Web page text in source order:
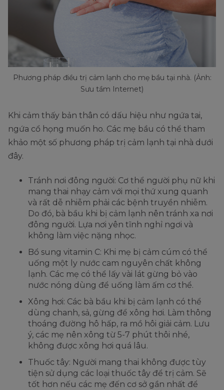
Phương pháp điều trị cảm lạnh cho mẹ bầu tại nhà. (Ảnh:
Sưu tầm Internet)
Khi cảm thấy bản thân có dấu hiệu như ngứa tai,
ngứa cổ họng muốn ho. Các mẹ bầu có thể tham
khảo một số phương pháp trị cảm lạnh tại nhà dưới
đây.
Tránh nơi đông người: Cơ thể người phụ nữ khi
mang thai nhạy cảm với mọi thứ xung quanh
và rất dễ nhiễm phải các bệnh truyền nhiễm.
Do đó, bà bầu khi bị cảm lạnh nên tránh xa nơi
đông người. Lựa nơi yên tĩnh nghỉ ngơi và
không làm việc nặng nhọc.
Bổ sung vitamin C: Khi mẹ bị cảm cúm có thể
uống một ly nước cam nguyên chất không
lạnh. Các mẹ có thể lấy vài lát gừng bỏ vào
nước nóng dùng để uống làm ấm cơ thể.
Xông hơi: Các bà bầu khi bị cảm lạnh có thể
dùng chanh, sả, gừng để xông hơi. Làm thông
thoáng đường hô hấp, ra mồ hôi giải cảm. Lưu
ý, các mẹ nên xông từ 5-7 phút thôi nhé,
không được xông hơi quá lâu.
Thuốc tây: Người mang thai không được tùy
tiện sử dụng các loại thuốc tây để trị cảm. Sẽ
tốt hơn nếu các mẹ đến cơ sở gần nhất để